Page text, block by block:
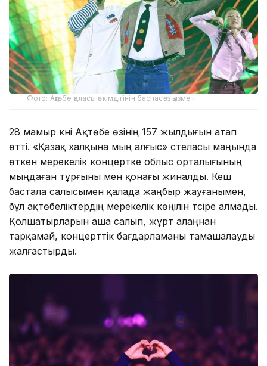
Фото: Ақтөбе қаласы әкімдігінің баспасөз қызметі
28 мамыр күні Ақтөбе өзінің 157 жылдығын атап
өтті. «Қазақ халқына мың алғыс» стеласы маңында
өткен мерекелік концертке облыс орталығының
мыңдаған тұрғыны мен қонағы жиналды. Кеш
бастала салысымен қалада жаңбыр жауғанымен,
бұл ақтөбеліктердің мерекелік көңілін түсіре алмады.
Қолшатырларын аша салып, жұрт алаңнан
тарқамай, концерттік бағдарламаны тамашалауды
жалғастырды.